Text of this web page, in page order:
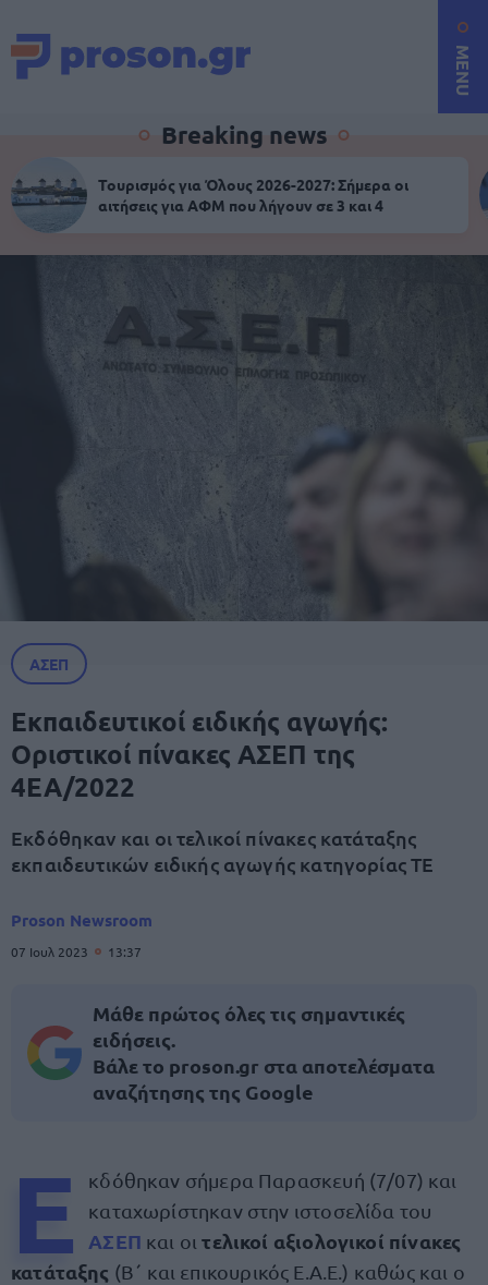
MENU
Breaking news
Τουρισμός για Όλους 2026-2027: Σήμερα οι
αιτήσεις για ΑΦΜ που λήγουν σε 3 και 4
ΑΣΕΠ
Εκπαιδευτικοί ειδικής αγωγής:
Οριστικοί πίνακες ΑΣΕΠ της
4ΕΑ/2022
Εκδόθηκαν και οι τελικοί πίνακες κατάταξης
εκπαιδευτικών ειδικής αγωγής κατηγορίας ΤΕ
Proson Newsroom
07 Ιουλ 2023 13:37
Μάθε πρώτος όλες τις σημαντικές
ειδήσεις.
Βάλε το proson.gr στα αποτελέσματα
αναζήτησης της Google
Ε
κδόθηκαν σήμερα Παρασκευή (7/07) και
καταχωρίστηκαν στην ιστοσελίδα του
ΑΣΕΠ και οιτελικοί αξιολογικοί πίνακες
κατάταξης (Β΄ και επικουρικός Ε.Α.Ε.) καθώς και ο